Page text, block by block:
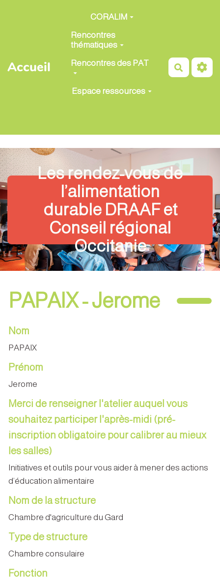
Aller au contenu principal
Accueil
CORALIM
Rencontres
thématiques
Rencontres des PAT
Espace ressources
Les rendez-vous de
l’alimentation
durable DRAAF et
Conseil régional
Occitanie
PAPAIX - Jerome
Nom
PAPAIX
Prénom
Jerome
Merci de renseigner l'atelier auquel vous
souhaitez participer l'après-midi (pré-
inscription obligatoire pour calibrer au mieux
les salles)
Initiatives et outils pour vous aider à mener des actions
d’éducation alimentaire
Nom de la structure
Chambre d'agriculture du Gard
Type de structure
Chambre consulaire
Fonction